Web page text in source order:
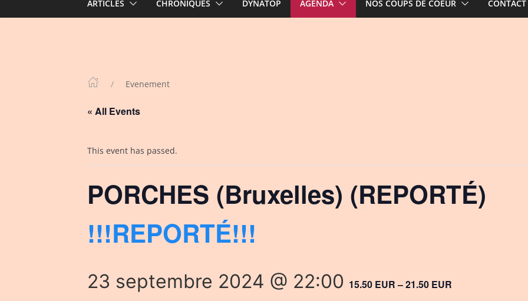
ARTICLES CHRONIQUES DYNATOP AGENDA NOS COUPS DE COEUR CONTACT
Evenement
« All Events
This event has passed.
PORCHES (Bruxelles) (REPORTÉ)
!!!REPORTÉ!!!
23 septembre 2024 @ 22:00 15.50 EUR – 21.50 EUR